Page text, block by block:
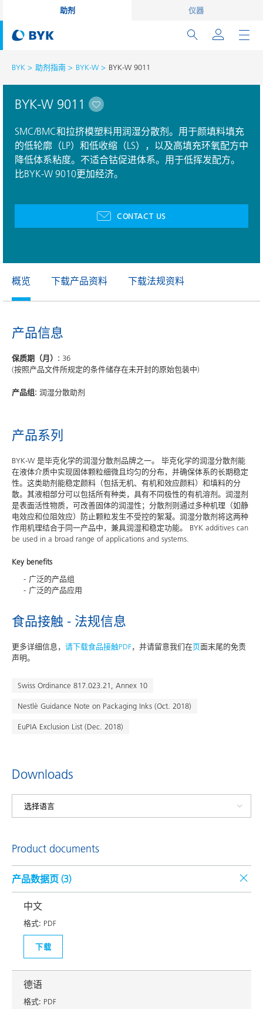
助剂 仪器
BYK 助剂指南 BYK-W BYK-W 9011
BYK-W 9011
SMC/BMC和拉挤模塑料用润湿分散剂。用于颜填料填充
的低轮廓（LP）和低收缩（LS），以及高填充环氧配方中
降低体系粘度。不适合钴促进体系。用于低挥发配方。
比BYK-W 9010更加经济。
CONTACT US
概览 下载产品资料 下载法规资料
产品信息
保质期（月）: 36
(按照产品文件所规定的条件储存在未开封的原始包装中)
产品组: 润湿分散助剂
产品系列
BYK-W 是毕克化学的润湿分散剂品牌之一。 毕克化学的润湿分散剂能
在液体介质中实现固体颗粒细微且均匀的分布，并确保体系的长期稳定
性。这类助剂能稳定颜料（包括无机、有机和效应颜料）和填料的分
散。其液相部分可以包括所有种类，具有不同极性的有机溶剂。润湿剂
是表面活性物质，可改善固体的润湿性；分散剂则通过多种机理（如静
电效应和位阻效应）防止颗粒发生不受控的絮凝。润湿分散剂将这两种
作用机理结合于同一产品中，兼具润湿和稳定功能。 BYK additives can
be used in a broad range of applications and systems.
Key benefits
广泛的产品组
广泛的产品应用
食品接触 - 法规信息
更多详细信息， 请下载食品接触PDF，并请留意我们在页面末尾的免责
声明。
Swiss Ordinance 817.023.21, Annex 10
Nestlè Guidance Note on Packaging Inks (Oct. 2018)
EuPIA Exclusion List (Dec. 2018)
Downloads
Product documents
产品数据页 (3)
中文
格式: PDF
下载
德语
格式: PDF